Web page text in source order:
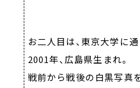
お二人目は、東京大学に
2001年、広島県生まれ。
戦前から戦後の白黒写真